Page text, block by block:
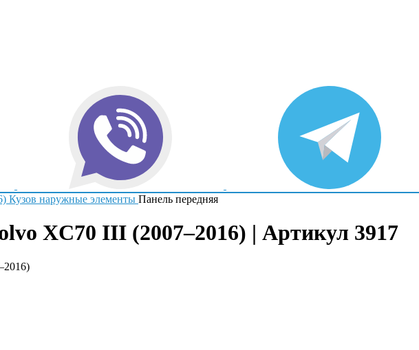
Кузов наружные элементы Панель передняя
XC70 III (2007–2016) | Артикул 3917